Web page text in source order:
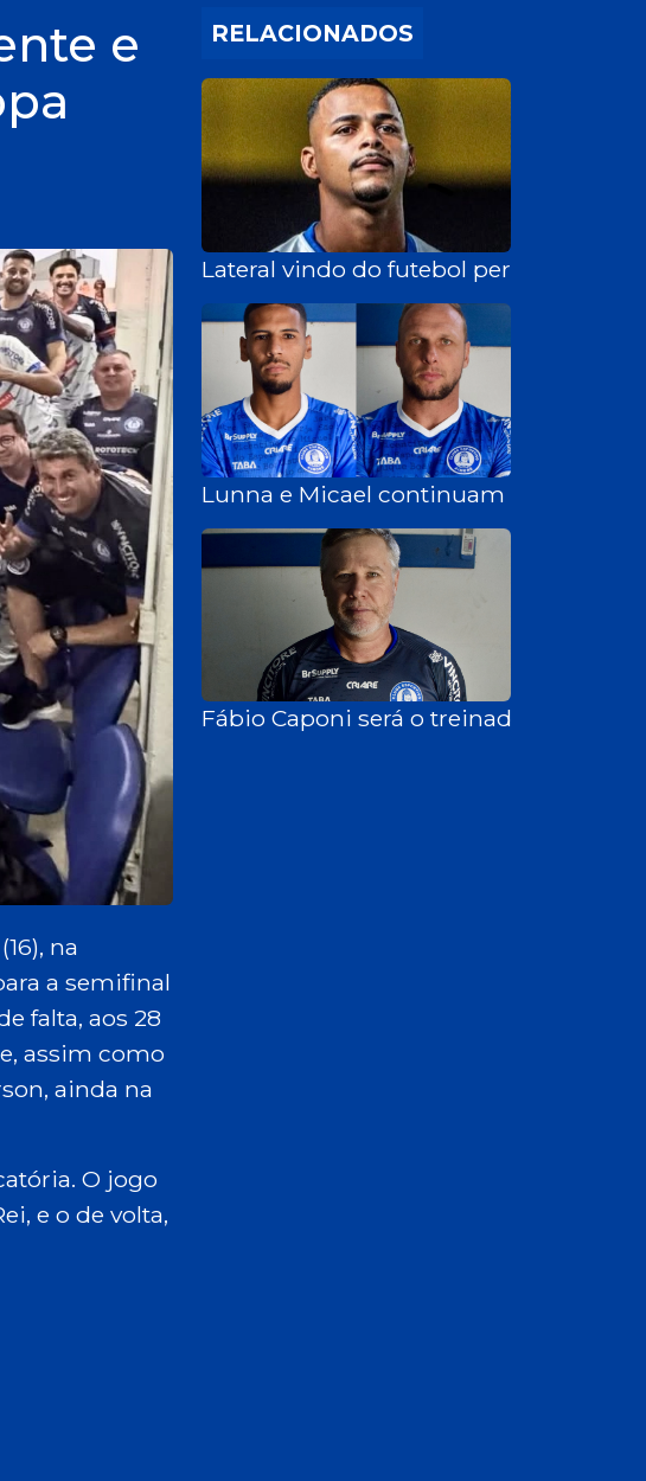
e
na
a semifinal
falta, aos 28
assim como
ainda na
O jogo
e o de volta,
RELACIONADOS
Lateral vindo do futebol
Lunna e Micael continuam no Aimoré
Fábio Caponi será o treinador do